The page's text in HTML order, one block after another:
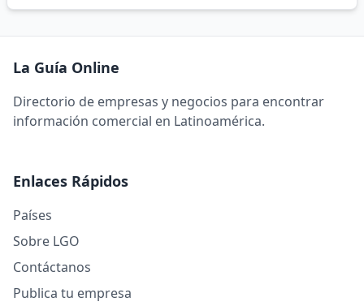
La Guía Online
Directorio de empresas y negocios para encontrar
información comercial en Latinoamérica.
Enlaces Rápidos
Países
Sobre LGO
Contáctanos
Publica tu empresa